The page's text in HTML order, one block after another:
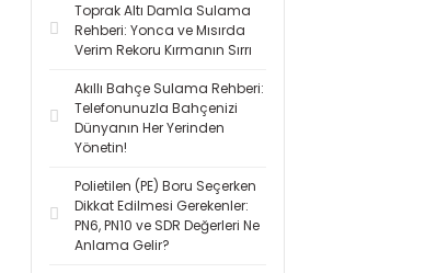
Toprak Altı Damla Sulama
Rehberi: Yonca ve Mısırda
Verim Rekoru Kırmanın Sırrı
Akıllı Bahçe Sulama Rehberi:
Telefonunuzla Bahçenizi
Dünyanın Her Yerinden
Yönetin!
Polietilen (PE) Boru Seçerken
Dikkat Edilmesi Gerekenler:
PN6, PN10 ve SDR Değerleri Ne
Anlama Gelir?